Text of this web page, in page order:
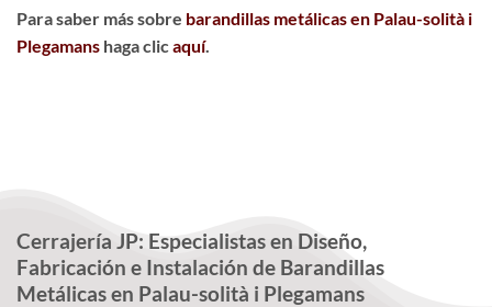
Para saber más sobre barandillas metálicas en Palau-solità i
Plegamans haga clicaquí.
Cerrajería JP: Especialistas en Diseño,
Fabricación e Instalación de Barandillas
Metálicas en Palau-solità i Plegamans